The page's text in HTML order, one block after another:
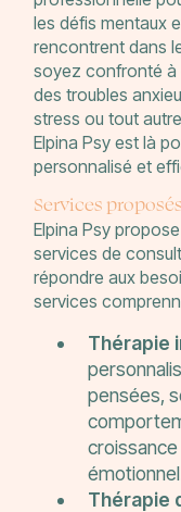
les défis mentaux
rencontrent dans
soyez confronté à
des troubles
stress ou tout
Elpina Psy est là
personnalisé et
Services
Elpina Psy
services de
répondre aux
services
Thérapie
pensées,
Thérapie